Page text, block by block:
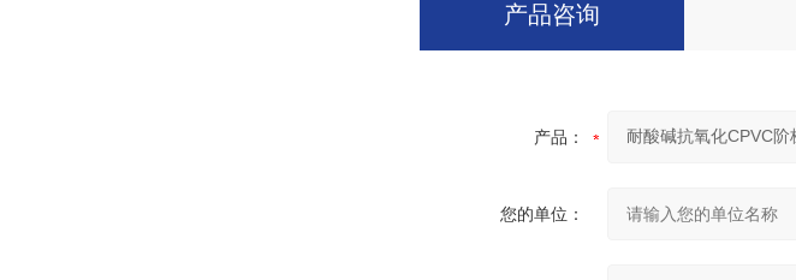
产品咨询
产品：
您的单位：